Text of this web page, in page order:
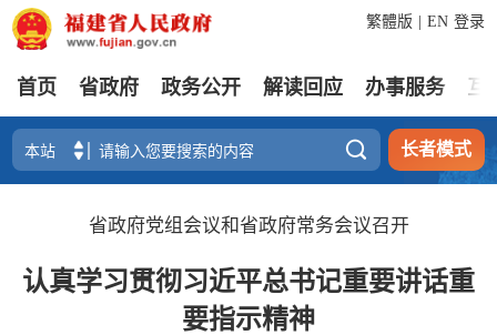
登录
繁體版 EN
首页 省政府 政务公开 解读回应 办事服务 互
 长者模式
省政府党组会议和省政府常务会议召开
认真学习贯彻习近平总书记重要讲话重
要指示精神